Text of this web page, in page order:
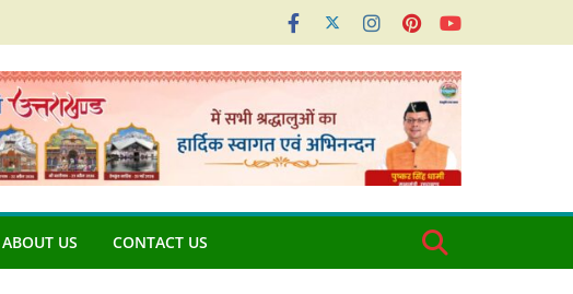
ABOUT US CONTACT US